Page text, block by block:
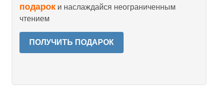
подарок и наслаждайся неограниченным
чтением
ПОЛУЧИТЬ ПОДАРОК